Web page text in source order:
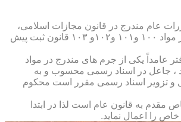
عام مندرج در قانون مجازات اسلامی،
مقررات خاصی نیز در مواد ۱۰۰ و۱۰۱ و۱۰۲و ۱۰۳ قانون ثبت پیش
عامداً یکی از جرم های مندرج در مواد
، جاعل در اسناد رسمی محسوب و به
و تزویر اسناد رسمی مقرر است محکوم
مقدم به قانون عام است لذا در ابتدا
را اعمال نماید.